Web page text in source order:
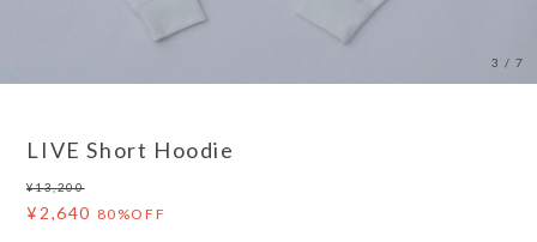
3 /7
LIVE Short Hoodie
¥13,200
¥2,640 80%OFF